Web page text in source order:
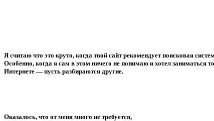
Я считаю что это круто, когда твой сайт рекомендует поисковая
Особенно, когда я сам в этом ничего не понимаю и хотел заниматься
Интернете — пусть разбираются другие.
Оказалось, что от меня много не требуется,